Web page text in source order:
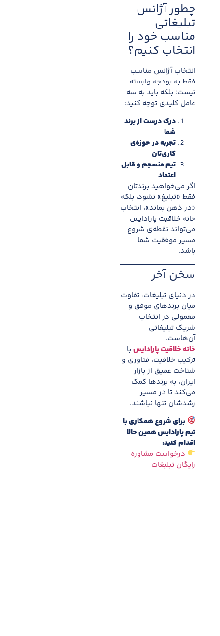
چطور آژانس
تبلیغاتی
مناسب خود را
انتخاب کنیم؟
انتخاب آژانس مناسب
فقط به بودجه وابسته
نیست؛ بلکه باید به سه
عامل کلیدی توجه کنید:
درک درست از برند
شما
تجربه در حوزه‌ی
کاری‌تان
تیم منسجم و قابل
اعتماد
اگر می‌خواهید برندتان
فقط «تبلیغ» نشود، بلکه
«در ذهن بماند»، انتخاب
خانه خلاقیت پارادایس
می‌تواند نقطه‌ی شروع
مسیر موفقیت شما
باشد.
سخن آخر
در دنیای تبلیغات، تفاوت
میان برندهای موفق و
معمولی در انتخاب
شریک تبلیغاتی
آن‌هاست.
خانه خلاقیت پارادایس با
ترکیب خلاقیت، فناوری و
شناخت عمیق از بازار
ایران، به برندها کمک
می‌کند تا در مسیر
رشدشان تنها نباشند.
برای شروع همکاری با
تیم پارادایس همین حالا
اقدام کنید:
درخواست مشاوره
رایگان تبلیغات